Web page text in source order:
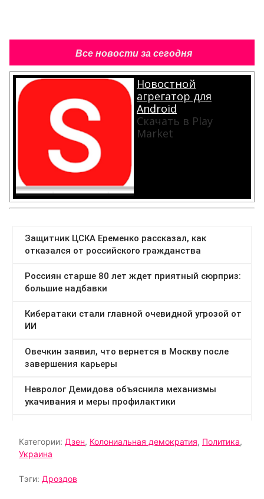
Все новости за сегодня
Новостной
агрегатор для
Android
Скачать в Play
Market
Категории: Дзен, Колониальная демократия, Политика,
Украина
Тэги: Дроздов